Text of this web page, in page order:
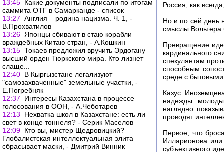
13:45 Какие документы подписали по итогам
саммита ОТГ в Самарканде - список
13:27 Англия – родина нацизма. Ч. 1, -
В.Прохватилов
13:26 Японцы сбивают в стаю корабли
враждебных Китаю стран, - А.Кошкин
13:15 Токаев предложил вручить Эрдогану
высший орден Тюркского мира. Кто лизнет
слаще...
12:40 В Кыргызстане легализуют
"самозахваченные" земельные участки, -
Е.Погребняк
12:37
Интересы Казахстана в процессе
голосования в ООН, - А.Чеботарев
12:13
Нехватка школ в Казахстане: есть ли
свет в конце тоннеля? - Серик Маселов
12:09 Кто вы, мистер Щедровицкий?
Глобалистская интеллектуальная элита
сбрасывает маски, - Дмитрий Винник
Россия, как
Но и по сей день
смыслы Вольтера
Превращение
кардинального
спекулянтам
способным
среде с
Казус
надежды
наглядно
проводят
Первое, что
Илларионова
субъективного